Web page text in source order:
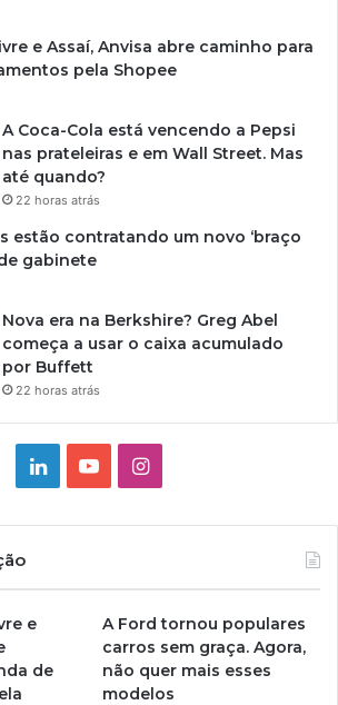
e Assaí, Anvisa abre caminho para
pela Shopee
A Coca-Cola está vencendo a Pepsi
nas prateleiras e em Wall Street. Mas
até quando?
22 horas atrás
estão contratando um novo ‘braço
gabinete
Nova era na Berkshire? Greg Abel
começa a usar o caixa acumulado
por Buffett
22 horas atrás
LinkedinYouTubeInstagram
e
de
A Ford tornou populares
carros sem graça. Agora,
não quer mais esses
modelos